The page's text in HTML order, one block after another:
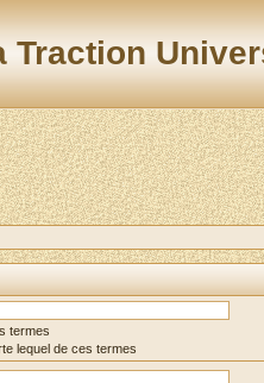
Traction
termes
lequel de ces termes